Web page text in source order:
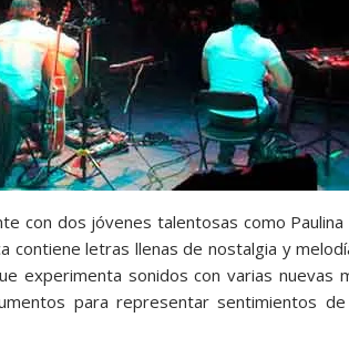
con dos jóvenes talentosas como
contiene letras llenas de nostalgia y
experimenta sonidos con varias nuevas
para representar sentimientos